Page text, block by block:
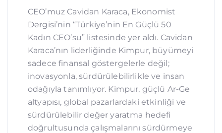
CEO’muz Cavidan Karaca, Ekonomist
Dergisi’nin “Türkiye’nin En Güçlü 50
Kadın CEO’su” listesinde yer aldı. Cavidan
Karaca’nın liderliğinde Kimpur, büyümeyi
sadece finansal göstergelerle değil;
inovasyonla, sürdürülebilirlikle ve insan
odağıyla tanımlıyor. Kimpur, güçlü Ar-Ge
altyapısı, global pazarlardaki etkinliği ve
sürdürülebilir değer yaratma hedefi
doğrultusunda çalışmalarını sürdürmeye